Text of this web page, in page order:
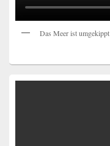
Das Meer ist umgekippt